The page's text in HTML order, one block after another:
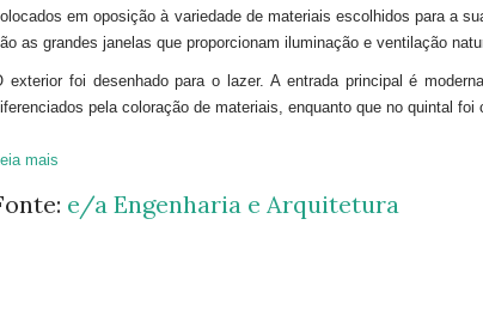
em oposição à variedade de materiais escolhidos para a
as grandes janelas que proporcionam iluminação e ventilação
exterior foi desenhado para o lazer. A entrada principal é
pela coloração de materiais, enquanto que no quintal
mais
e/a Engenharia e Arquitetura